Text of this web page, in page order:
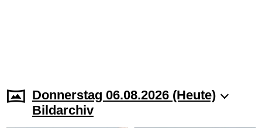
Donnerstag 06.08.2026 (Heute)
Bildarchiv